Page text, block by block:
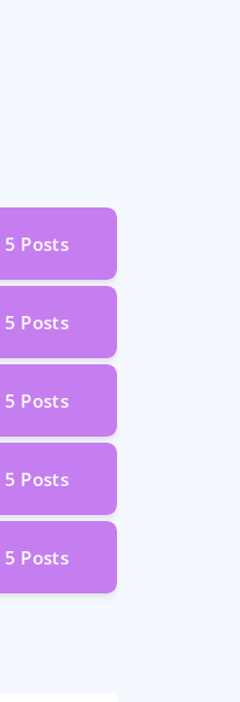
5 Posts
5 Posts
5 Posts
5 Posts
5 Posts